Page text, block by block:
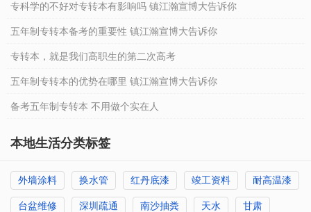
专科学的不好对专转本有影响吗 镇江瀚宣博大告诉你
五年制专转本备考的重要性 镇江瀚宣博大告诉你
专转本，就是我们高职生的第二次高考
五年制专转本的优势在哪里 镇江瀚宣博大告诉你
备考五年制专转本 不用做个实在人
本地生活分类标签
外墙涂料 换水管 红丹底漆 竣工资料 耐高温漆
台盆维修 深圳疏通 南沙抽粪 天水 甘肃